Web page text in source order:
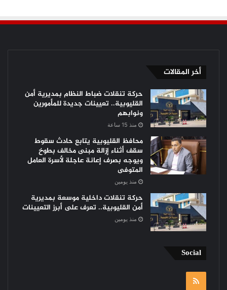
أخر المقالات
حركة تنقلات ضباط النظام بمديرية أمن
القليوبية.. تعيينات جديدة للمأمورين
ونوابهم
منذ 15 ساعة
محافظ القليوبية يتابع حادث سقوط
سقف أثناء إزالة مبنى مخالف بطوخ
ويوجه بصرف إعانة عاجلة لأسرة العامل
المتوفى
منذ يومين
حركة تنقلات داخلية موسعة بمديرية
أمن القليوبية.. تعرف على أبرز التعيينات
منذ يومين
Social
RSS